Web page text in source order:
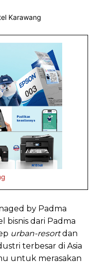
by Padma
bisnis dari Padma
urban-resortdan
terbesar di Asia
untuk merasakan